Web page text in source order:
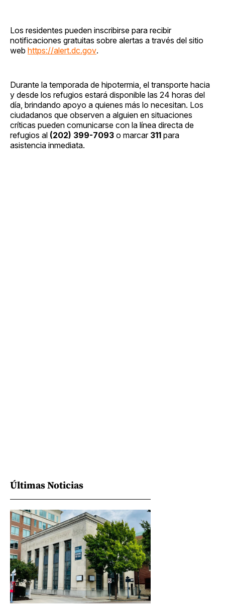
Los residentes pueden inscribirse para recibir
notificaciones gratuitas sobre alertas a través del sitio
web https://alert.dc.gov.
Durante la temporada de hipotermia, el transporte hacia
y desde los refugios estará disponible las 24 horas del
día, brindando apoyo a quienes más lo necesitan. Los
ciudadanos que observen a alguien en situaciones
críticas pueden comunicarse con la línea directa de
refugios al (202) 399-7093 o marcar 311 para
asistencia inmediata.
Últimas Noticias